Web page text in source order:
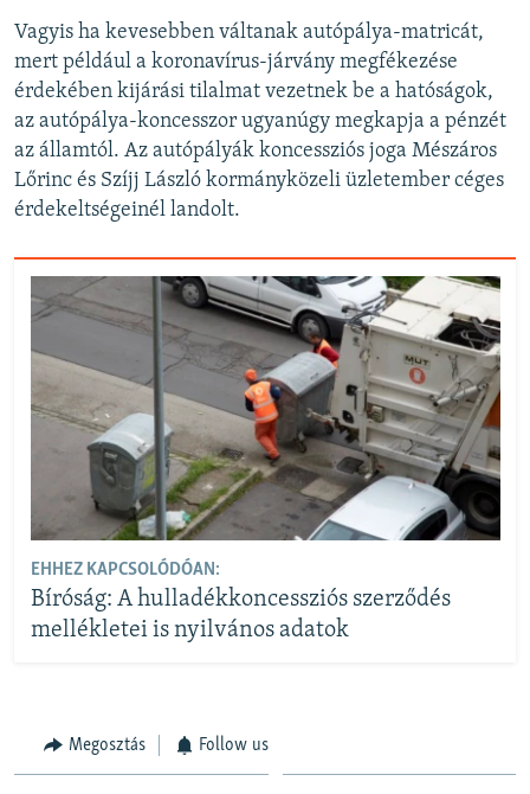
Vagyis ha kevesebben váltanak autópálya-matricát,
mert például a koronavírus-járvány megfékezése
érdekében kijárási tilalmat vezetnek be a hatóságok,
az autópálya-koncesszor ugyanúgy megkapja a pénzét
az államtól. Az autópályák koncessziós joga Mészáros
Lőrinc és Szíjj László kormányközeli üzletember céges
érdekeltségeinél landolt.
EHHEZ KAPCSOLÓDÓAN:
Bíróság: A hulladékkoncessziós szerződés
mellékletei is nyilvános adatok
Megosztás Follow us